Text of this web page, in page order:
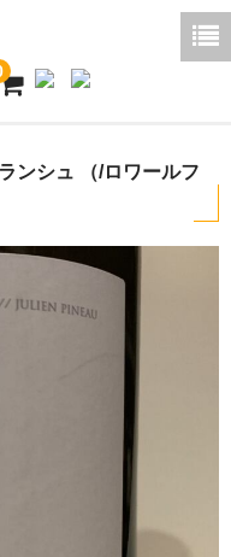
ンシュ （/ロワールフ